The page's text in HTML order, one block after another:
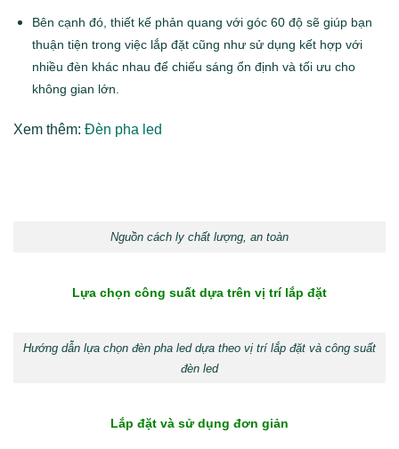
Bên cạnh đó, thiết kế phản quang với góc 60 độ sẽ giúp bạn
thuận tiện trong việc lắp đặt cũng như sử dụng kết hợp với
nhiều đèn khác nhau để chiếu sáng ổn định và tối ưu cho
không gian lớn.
Xem thêm: Đèn pha led
Nguồn cách ly chất lượng, an toàn
Lựa chọn công suất dựa trên vị trí lắp đặt
Hướng dẫn lựa chọn đèn pha led dựa theo vị trí lắp đặt và công suất
đèn led
Lắp đặt và sử dụng đơn giản